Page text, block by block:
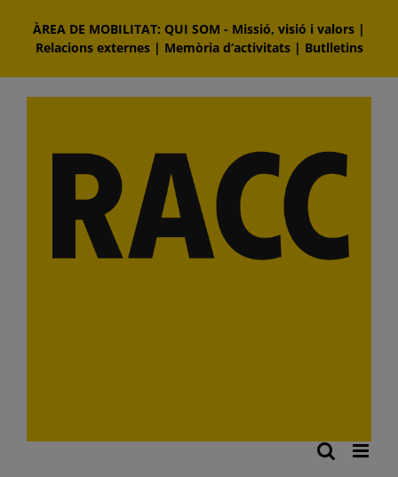
content
ÀREA DE MOBILITAT: QUI SOM - Missió, visió i valors |
Relacions externes| Memòria d‘activitats| Butlletins